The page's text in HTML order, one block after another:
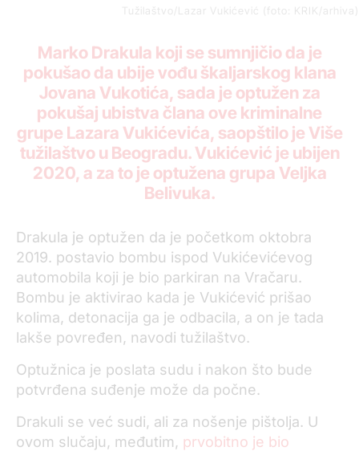
Tužilaštvo/Lazar Vukićević (foto: KRIK/arhiva)
Marko Drakula koji se sumnjičio da je
pokušao da ubije vođu škaljarskog klana
Jovana Vukotića, sada je optužen za
pokušaj ubistva člana ove kriminalne
grupe Lazara Vukićevića, saopštilo je Više
tužilaštvo u Beogradu. Vukićević je ubijen
2020, a za to je optužena grupa Veljka
Belivuka.
Drakula je optužen da je početkom oktobra
2019. postavio bombu ispod Vukićevićevog
automobila koji je bio parkiran na Vračaru.
Bombu je aktivirao kada je Vukićević prišao
kolima, detonacija ga je odbacila, a on je tada
lakše povređen, navodi tužilaštvo.
Optužnica je poslata sudu i nakon što bude
potvrđena suđenje može da počne.
Drakuli se već sudi, ali za nošenje pištolja. U
ovom slučaju, međutim, prvobitno je bio